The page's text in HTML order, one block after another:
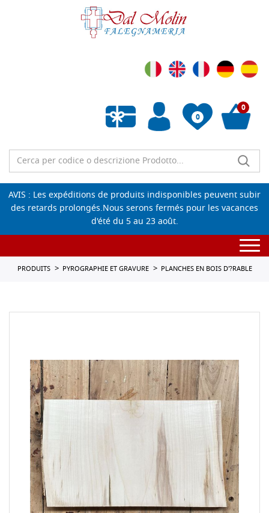
0
Liste de souhaits vide
0
AVIS : Les expéditions de produits indisponibles peuvent subir
des retards prolongés.Nous serons fermés pour les vacances
d'été du 5 au 23 août.
PRODUITS PYROGRAPHIE ET GRAVURE PLANCHES EN BOIS D'?RABLE